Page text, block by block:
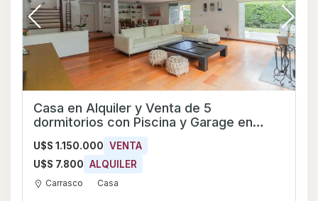
Casa en Alquiler y Venta de 5
dormitorios con Piscina y Garage en
Carrasco, Montevideo
U$S 1.150.000 VENTA
U$S 7.800 ALQUILER
Carrasco Casa